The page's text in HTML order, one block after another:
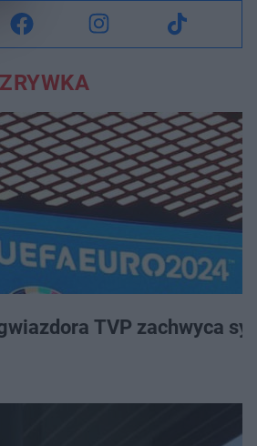
TVP zachwyca